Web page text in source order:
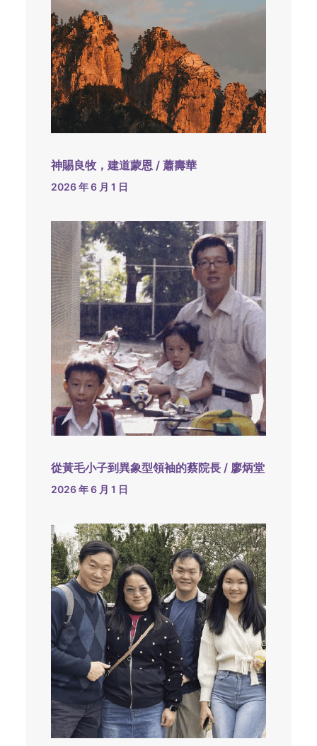
神賜良牧，建道蒙恩 / 蕭壽華
2026 年 6 月 1 日
從黃毛小子到異象型領袖的蔡院長 / 廖炳堂
2026 年 6 月 1 日